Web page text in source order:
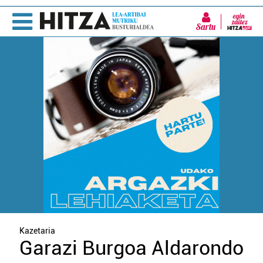
Sartu
Kazetaria
Garazi Burgoa Aldarondo